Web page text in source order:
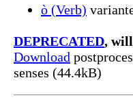
ò (Verb)
DEPRECATED, will
Download
senses (44.4kB)